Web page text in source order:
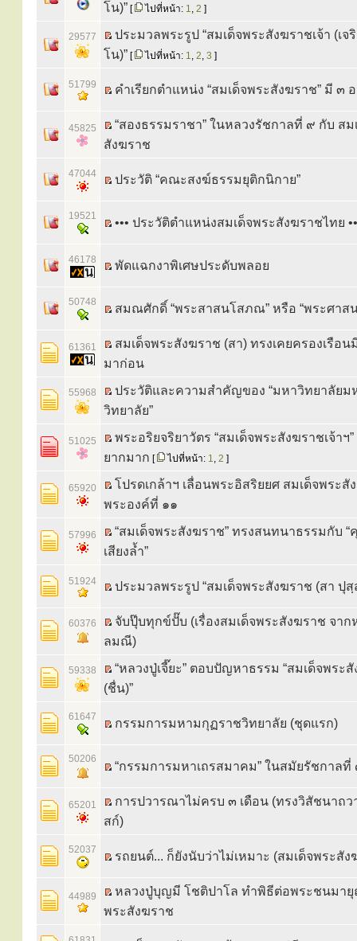
โน)” [ ไปที่หน้า: 1, 2 ]
29577
ประมวลพระรูป “สมเด็จพระสังฆราชเจ้า (เ
โน)” [ ไปที่หน้า: 1, 2, 3 ]
51799 คำเรียกตำแหน่ง “สมเด็จพระสังฆราช” มี ๓
45825
“สองธรรมราชา” ในหลวงรัชกาลที่ ๙ กับ สม
สังฆราช
47044 ประวัติ “คณะสงฆ์ธรรมยุติกนิกาย”
19521 ••• ประวัติตำแหน่งสมเด็จพระสังฆราชไทย
46178 พัดแฉกงาพิเศษประดับพลอย
50748 สมณศักดิ์ “พระสาสนโสภณ” หรือ “พระศาส
61361
สมเด็จพระสังฆราช (สา) ทรงเคยครองเรือ
มาก่อน
55968
ประวัติและความสำคัญของ “มหาวิทยาลัยม
วิทยาลัย”
51025
พระอริยจริยาวัตร “สมเด็จพระสังฆราชเจ้าฯ
ยากมาก [ ไปที่หน้า: 1, 2 ]
65920
โปรดเกล้าฯ เลื่อนพระอิสริยยศ สมเด็จพระสั
พระองค์ที่ ๑๑
57996
“สมเด็จพระสังฆราช” ทรงสนทนาธรรมกับ
เสียงล้ำ”
51924 ประมวลพระรูป “สมเด็จพระสังฆราช (สา ปุสฺ
60376
จับปุ๊บทุกข์ปั๊บ (เรื่องสมเด็จพระสังฆราช จา
ลมณี)
59338
“หลวงปู่เจี๊ยะ” ตอบปัญหาธรรม “สมเด็จพระสั
(ชื่น)”
61647 กรรมการมหามกุฏราชวิทยาลัย (ชุดแรก)
50206
“กรรมการมหาเถรสมาคม” ในสมัยรัชกาลที่
65201
การปวารณาไม่ครบ ๓ เดือน (ทรงวิสัชนาถว
สก์)
52037 รถยนต์... ก็ยังนับว่าไม่เหมาะ (สมเด็จพระสัง
44989
หลวงปู่บุญมี โชติปาโล ทำพิธีต่อพระชนมายุ
พระสังฆราช